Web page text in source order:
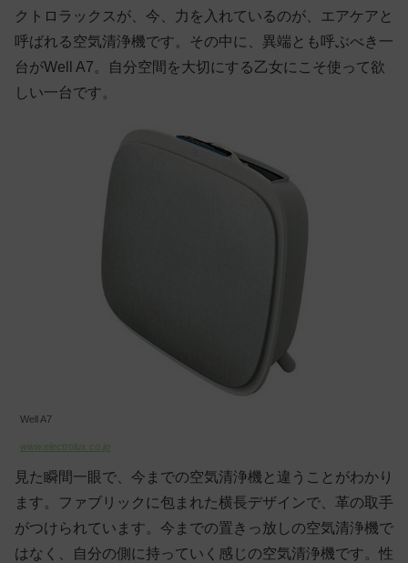
クトロラックスが、今、力を入れているのが、エアケアと
呼ばれる空気清浄機です。その中に、異端とも呼ぶべき一
台がWell A7。自分空間を大切にする乙女にこそ使って欲
しい一台です。
Well A7
www.electrolux.co.jp
見た瞬間一眼で、今までの空気清浄機と違うことがわかり
ます。ファブリックに包まれた横長デザインで、革の取手
がつけられています。今までの置きっ放しの空気清浄機で
はなく、自分の側に持っていく感じの空気清浄機です。性